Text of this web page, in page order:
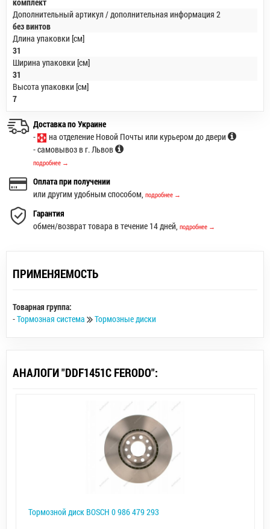
Дополнительный артикул / дополнительная информация 2
без винтов
Длина упаковки [см]
31
Ширина упаковки [см]
31
Высота упаковки [см]
7
Доставка по Украине
-
на отделение Новой Почты или курьером до двери
- самовывоз в г. Львов
подробнее →
Оплата при получении
или другим удобным способом, подробнее →
Гарантия
обмен/возврат товара в течение 14 дней, подробнее →
ПРИМЕНЯЕМОСТЬ
Товарная группа:
-Тормозная система Тормозные диски
АНАЛОГИ "DDF1451C FERODO":
Тормозной диск BOSCH 0 986 479 293